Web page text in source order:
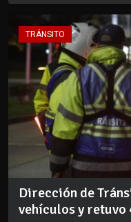
TRÁNSITO
Dirección de
vehículos y retuvo